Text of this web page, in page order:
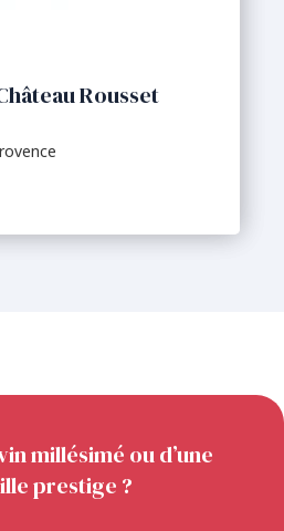
Rousset
millésimé ou d’une
prestige ?